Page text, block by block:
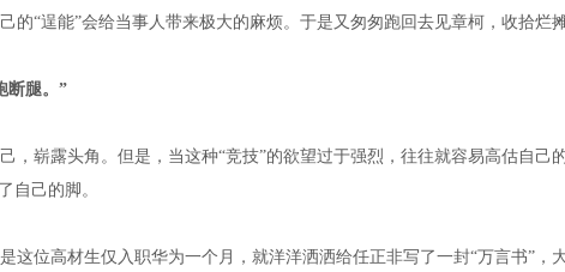
的“逞能”会给当事人带来极大的麻烦。于是又匆匆跑回去见章柯，收拾烂
腿。 ”
，崭露头角。但是，当这种“竞技”的欲望过于强烈，往往就容易高估自己
自己的脚。
这位高材生仅入职华为一个月，就洋洋洒洒给任正非写了一封“万言书”，